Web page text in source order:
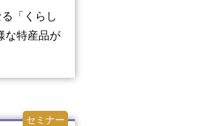
「くらし
な特産品が
セミナー